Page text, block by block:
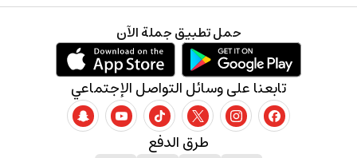
طرق الدفع
تابعنا على وسائل التواصل الإجتماعي
حمل تطبيق جملة الآن